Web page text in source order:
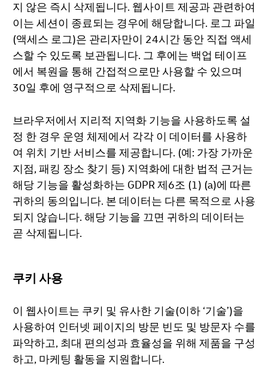
지 않은 즉시 삭제됩니다. 웹사이트 제공과 관련하여
이는 세션이 종료되는 경우에 해당합니다. 로그 파일
(액세스 로그)은 관리자만이 24시간 동안 직접 액세
스할 수 있도록 보관됩니다. 그 후에는 백업 테이프
에서 복원을 통해 간접적으로만 사용할 수 있으며
30일 후에 영구적으로 삭제됩니다.
브라우저에서 지리적 지역화 기능을 사용하도록 설
정 한 경우 운영 체제에서 각각 이 데이터를 사용하
여 위치 기반 서비스를 제공합니다. (예: 가장 가까운
지점, 패킹 장소 찾기 등) 지역화에 대한 법적 근거는
해당 기능을 활성화하는 GDPR 제6조 (1) (a)에 따른
귀하의 동의입니다. 본 데이터는 다른 목적으로 사용
되지 않습니다. 해당 기능을 끄면 귀하의 데이터는
곧 삭제됩니다.
쿠키 사용
이 웹사이트는 쿠키 및 유사한 기술(이하 ‘기술’)을
사용하여 인터넷 페이지의 방문 빈도 및 방문자 수를
파악하고, 최대 편의성과 효율성을 위해 제품을 구성
하고, 마케팅 활동을 지원합니다.